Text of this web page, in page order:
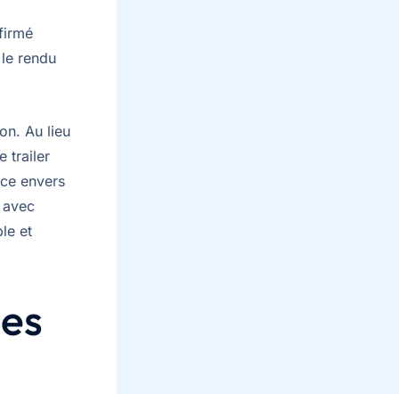
rendu
Au lieu
trailer
envers
et